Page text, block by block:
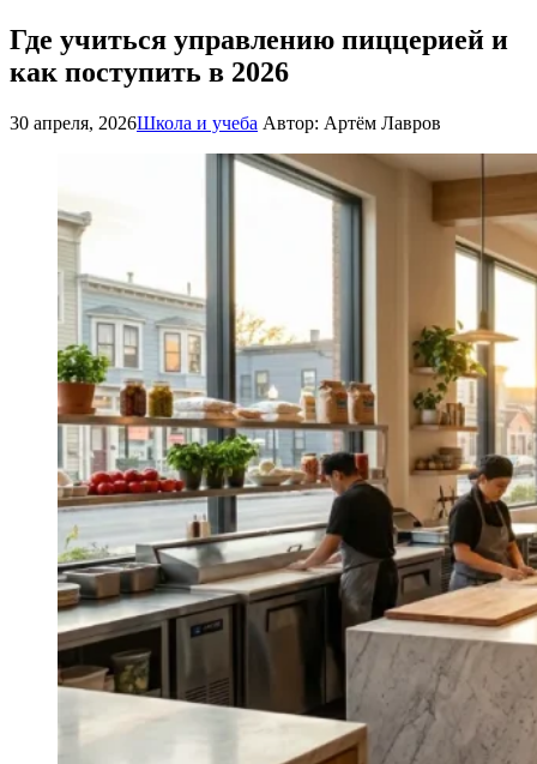
Где учиться управлению пиццерией и
как поступить в 2026
30 апреля, 2026Школа и учеба Автор: Артём Лавров